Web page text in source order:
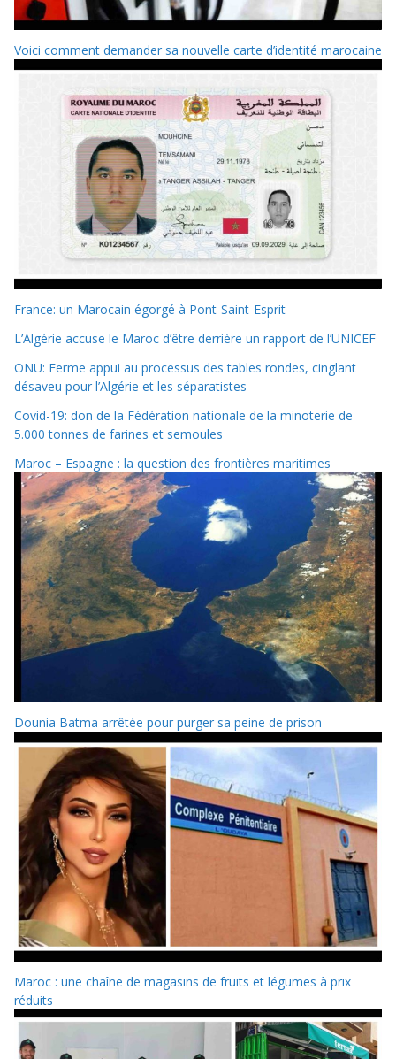
Voici comment demander sa nouvelle carte d’identité marocaine
France: un Marocain égorgé à Pont-Saint-Esprit
L’Algérie accuse le Maroc d’être derrière un rapport de l’UNICEF
ONU: Ferme appui au processus des tables rondes, cinglant
désaveu pour l’Algérie et les séparatistes
Covid-19: don de la Fédération nationale de la minoterie de
5.000 tonnes de farines et semoules
Maroc – Espagne : la question des frontières maritimes
Dounia Batma arrêtée pour purger sa peine de prison
Maroc : une chaîne de magasins de fruits et légumes à prix
réduits